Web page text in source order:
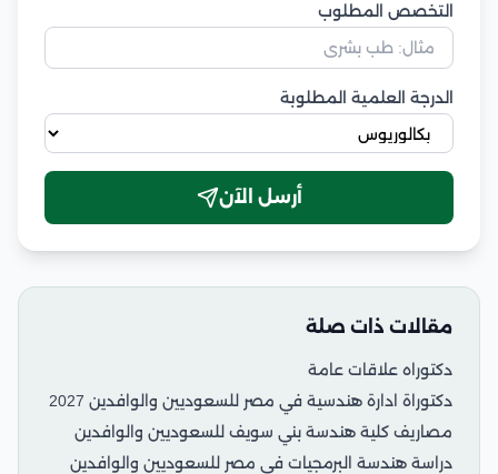
التخصص المطلوب
الدرجة العلمية المطلوبة
أرسل الآن
مقالات ذات صلة
دكتوراه علاقات عامة
دكتوراة ادارة هندسية في مصر للسعوديين والوافدين 2027
مصاريف كلية هندسة بني سويف للسعوديين والوافدين
دراسة هندسة البرمجيات في مصر للسعوديين والوافدين